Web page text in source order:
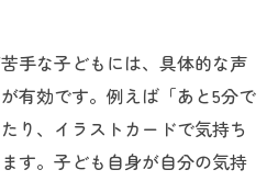
手な子どもには、具体的な声
有効です。例えば「あと5分で
り、イラストカードで気持ち
す。子ども自身が自分の気持